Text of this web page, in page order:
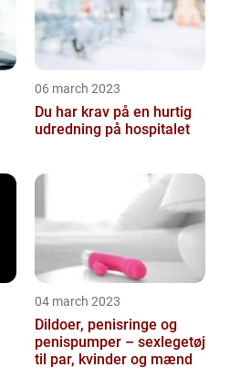
06 march 2023
Du har krav på en hurtig
udredning på hospitalet
04 march 2023
Dildoer, penisringe og
penispumper – sexlegetøj
til par, kvinder og mænd